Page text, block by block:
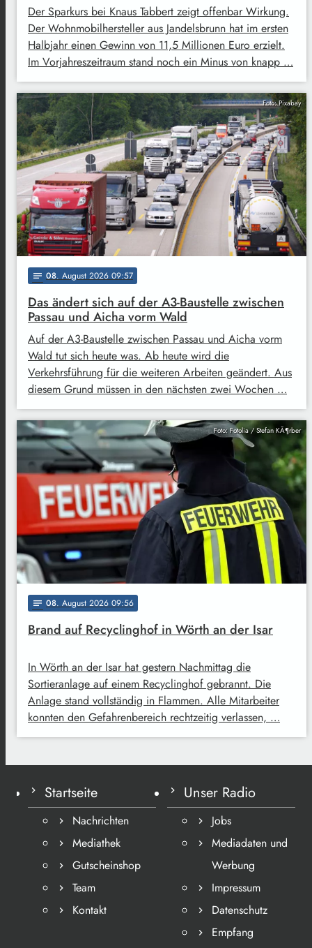
Der Sparkurs bei Knaus Tabbert zeigt offenbar Wirkung.
Der Wohnmobilhersteller aus Jandelsbrunn hat im ersten
Halbjahr einen Gewinn von 11,5 Millionen Euro erzielt.
Im Vorjahreszeitraum stand noch ein Minus von knapp …
Foto: Pixabay
notes 08. August 2026 09:57
Das ändert sich auf der A3-Baustelle zwischen
Passau und Aicha vorm Wald
Auf der A3-Baustelle zwischen Passau und Aicha vorm
Wald tut sich heute was. Ab heute wird die
Verkehrsführung für die weiteren Arbeiten geändert. Aus
diesem Grund müssen in den nächsten zwei Wochen …
Foto: Fotolia / Stefan KÃ¶rber
notes 08. August 2026 09:56
Brand auf Recyclinghof in Wörth an der Isar
In Wörth an der Isar hat gestern Nachmittag die
Sortieranlage auf einem Recyclinghof gebrannt. Die
Anlage stand vollständig in Flammen. Alle Mitarbeiter
konnten den Gefahrenbereich rechtzeitig verlassen, …
Startseite
Nachrichten
Mediathek
Gutscheinshop
Team
Kontakt
Unser Radio
Jobs
Mediadaten und
Werbung
Impressum
Datenschutz
Empfang